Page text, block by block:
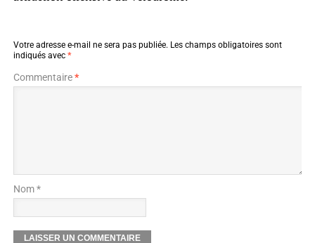
Votre adresse e-mail ne sera pas publiée. Les champs obligatoires sont
indiqués avec *
Commentaire*
Nom *